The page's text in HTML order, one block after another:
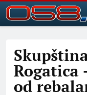
Rogatica
od